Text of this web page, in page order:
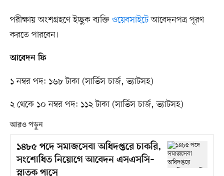
পরীক্ষায় অংশগ্রহণে ইচ্ছুক ব্যক্তি ওয়েবসাইটেআবেদনপত্র পূরণ
করতে পারবেন।
আবেদন ফি
১ নম্বর পদ: ১৬৮ টাকা (সার্ভিস চার্জ, ভ্যাটসহ)
২ থেকে ১০ নম্বর পদ: ১১২ টাকা (সার্ভিস চার্জ, ভ্যাটসহ)
আরও পড়ুন
১৪৮৫ পদে সমাজসেবা অধিদপ্তরে চাকরি,
সংশোধিত নিয়োগে আবেদন এসএসসি–
স্নাতক পাসে